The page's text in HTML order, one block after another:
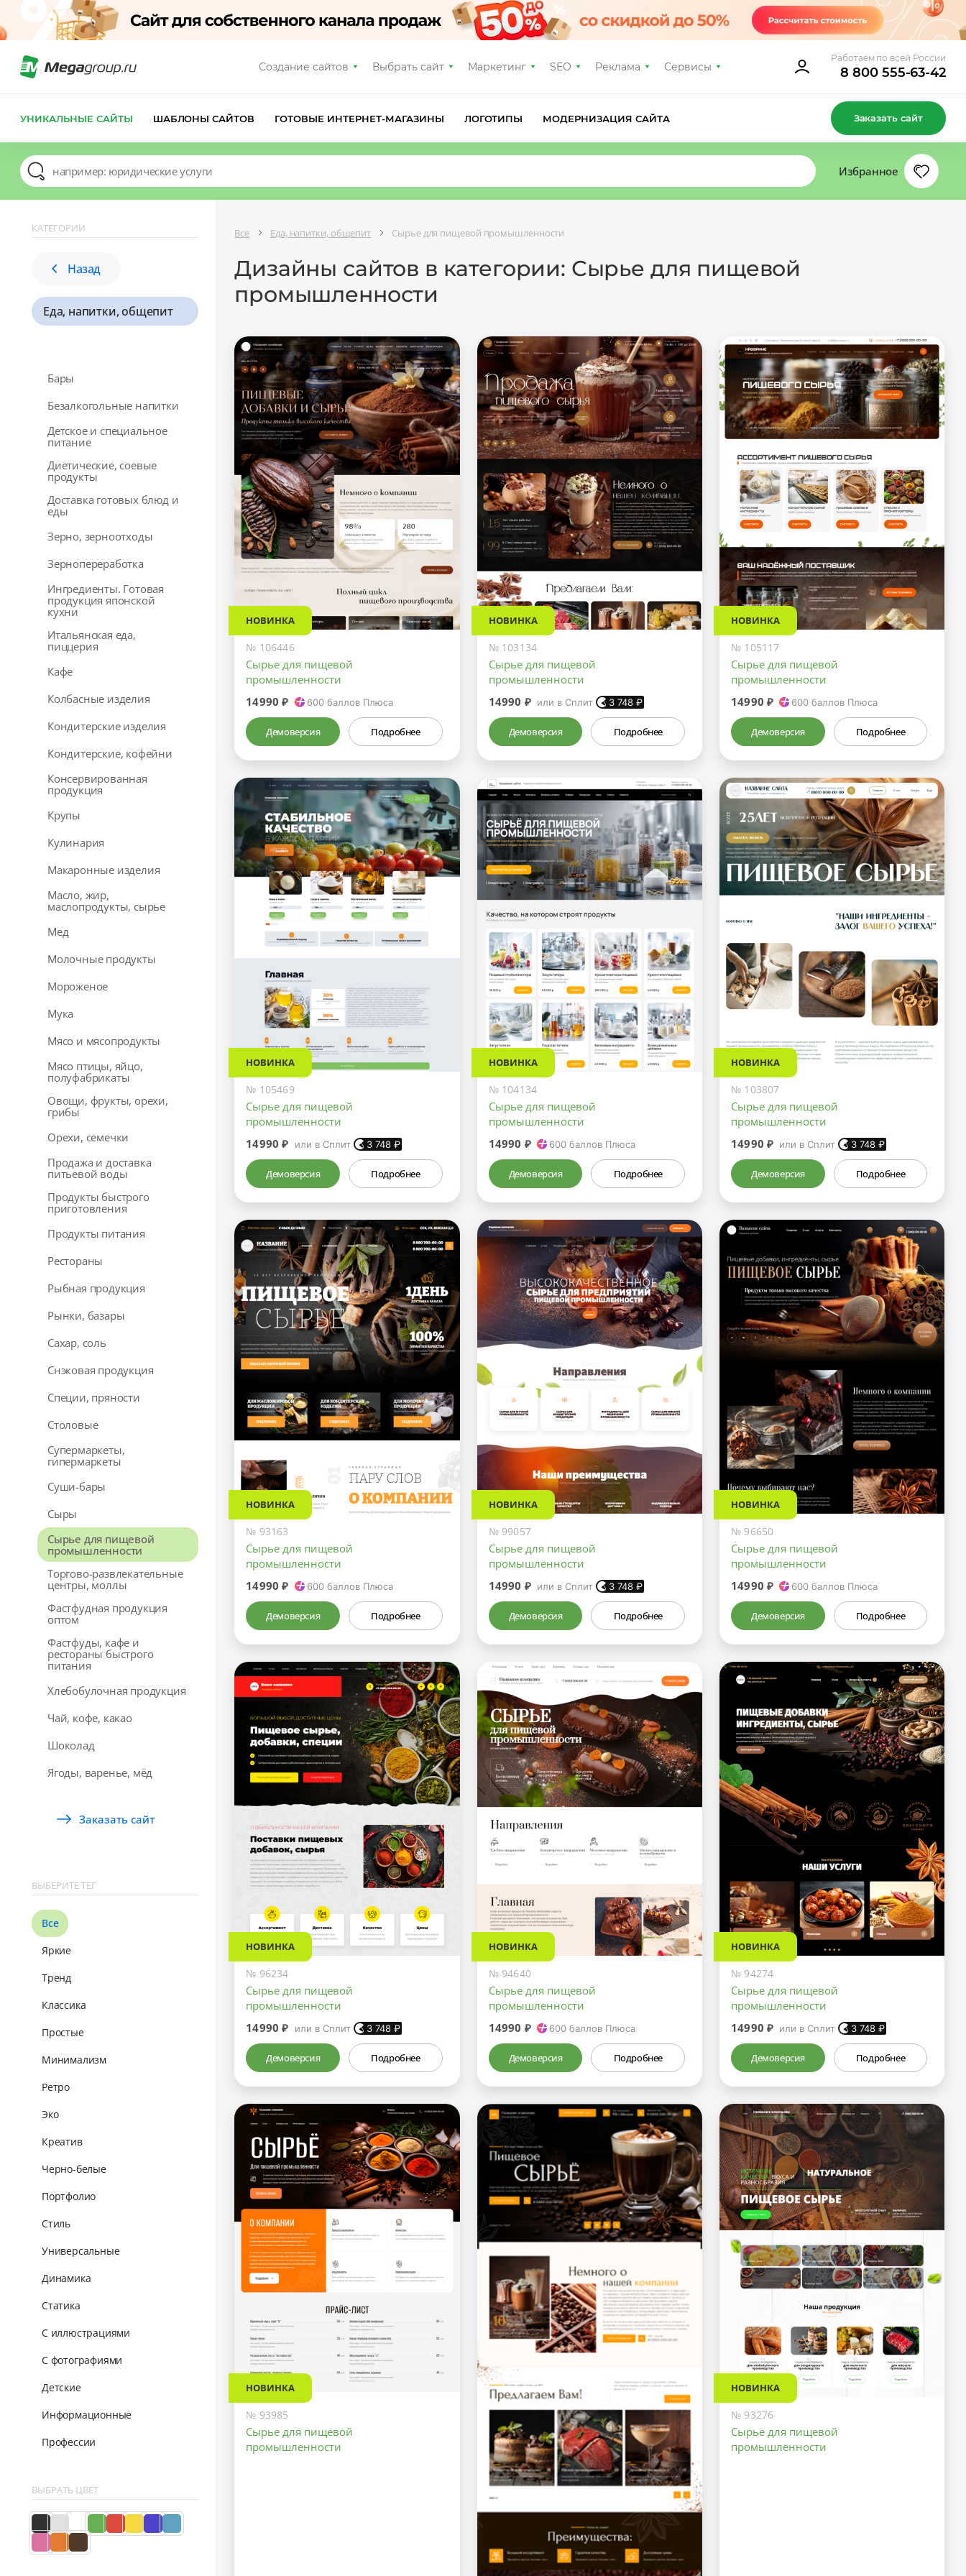
Создание сайтов Выбрать сайт Маркетинг SEO Реклама Сервисы
Работаем по всей России
8 800 555-63-42
УНИКАЛЬНЫЕ САЙТЫ ШАБЛОНЫ САЙТОВ ГОТОВЫЕ ИНТЕРНЕТ-МАГАЗИНЫ ЛОГОТИПЫ МОДЕРНИЗАЦИЯ САЙТА Заказать сайт
Избранное
КАТЕГОРИИ
Назад
Еда, напитки, общепит
Бары
Безалкогольные напитки
Детское и специальное
питание
Диетические, соевые
продукты
Доставка готовых блюд и
еды
Зерно, зерноотходы
Зернопереработка
Ингредиенты. Готовая
продукция японской
кухни
Итальянская еда,
пиццерия
Кафе
Колбасные изделия
Кондитерские изделия
Кондитерские, кофейни
Консервированная
продукция
Крупы
Кулинария
Макаронные изделия
Масло, жир,
маслопродукты, сырье
Мед
Молочные продукты
Мороженое
Мука
Мясо и мясопродукты
Мясо птицы, яйцо,
полуфабрикаты
Овощи, фрукты, орехи,
грибы
Орехи, семечки
Продажа и доставка
питьевой воды
Продукты быстрого
приготовления
Продукты питания
Рестораны
Рыбная продукция
Рынки, базары
Сахар, соль
Снэковая продукция
Специи, пряности
Столовые
Супермаркеты,
гипермаркеты
Суши-бары
Сыры
Сырье для пищевой
промышленности
Торгово-развлекательные
центры, моллы
Фастфудная продукция
оптом
Фастфуды, кафе и
рестораны быстрого
питания
Хлебобулочная продукция
Чай, кофе, какао
Шоколад
Ягоды, варенье, мёд
Заказать сайт
ВЫБЕРИТЕ ТЕГ
Все
Яркие
Тренд
Классика
Простые
Минимализм
Ретро
Эко
Креатив
Черно-белые
Портфолио
Стиль
Универсальные
Динамика
Статика
С иллюстрациями
С фотографиями
Детские
Информационные
Профессии
ВЫБРАТЬ ЦВЕТ
Все Еда, напитки, общепит Сырье для пищевой промышленности
Дизайны сайтов в категории: Сырье для пищевой
промышленности
НОВИНКА
№ 106446
Сырье для пищевой
промышленности
14990 ₽
600баллов Плюса
Демоверсия Подробнее
НОВИНКА
№ 103134
Сырье для пищевой
промышленности
14990 ₽ или в Сплит 3 748 ₽
Демоверсия Подробнее
НОВИНКА
№ 105117
Сырье для пищевой
промышленности
14990 ₽
600 баллов Плюса
Демоверсия Подробнее
НОВИНКА
№ 105469
Сырье для пищевой
промышленности
14990 ₽
или в Сплит 3 748₽
Демоверсия Подробнее
НОВИНКА
№ 104134
Сырье для пищевой
промышленности
14990 ₽
600 баллов Плюса
Демоверсия Подробнее
НОВИНКА
№ 103807
Сырье для пищевой
промышленности
14990 ₽ или в Сплит 3 748 ₽
Демоверсия Подробнее
НОВИНКА
№ 93163
Сырье для пищевой
промышленности
14990 ₽
600баллов Плюса
Демоверсия Подробнее
НОВИНКА
№ 99057
Сырье для пищевой
промышленности
14990 ₽ или в Сплит 3 748 ₽
Демоверсия Подробнее
НОВИНКА
№ 96650
Сырье для пищевой
промышленности
14990 ₽
600 баллов Плюса
Демоверсия Подробнее
НОВИНКА
№ 96234
Сырье для пищевой
промышленности
14990 ₽
или в Сплит 3 748₽
Демоверсия Подробнее
НОВИНКА
№ 94640
Сырье для пищевой
промышленности
14990 ₽
600 баллов Плюса
Демоверсия Подробнее
НОВИНКА
№ 94274
Сырье для пищевой
промышленности
14990 ₽ или в Сплит 3 748 ₽
Демоверсия Подробнее
НОВИНКА
№ 93985
Сырье для пищевой
промышленности
НОВИНКА
№ 93276
Сырье для пищевой
промышленности